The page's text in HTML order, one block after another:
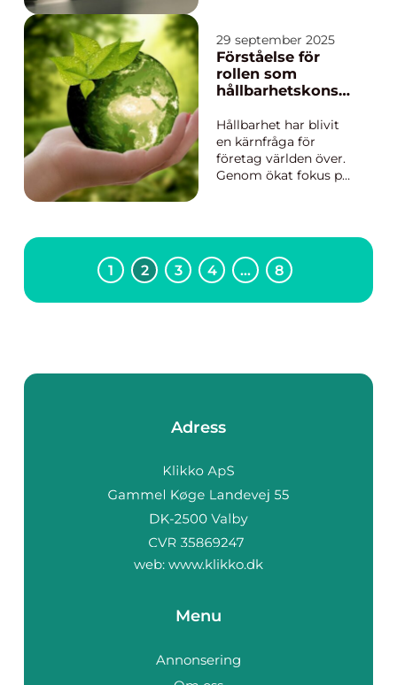
och är avgörande för
både industriella och
kommersiella
tillämpningar. Dessa
säkerst&au...
29 september 2025
Förståelse för
rollen som
hållbarhetskonsul
Hållbarhet har blivit
en kärnfråga för
företag världen över.
Genom ökat fokus på
utvecklas nya
strategier för att driva
företag mot en mer
1 2 3 4 … 8
Adress
web: www.klikko.dk
Menu
Annonsering